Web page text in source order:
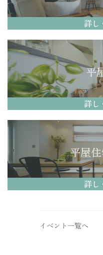
詳し
平
詳し
平屋
詳し
イベント一覧へ